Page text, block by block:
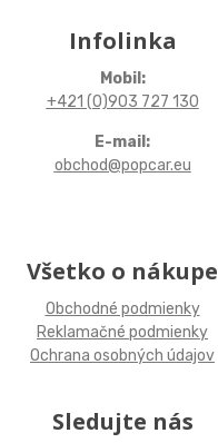
Infolinka
Mobil:
+421 (0)903 727 130
E-mail:
obchod@popcar.eu
Všetko o nákupe
Obchodné podmienky
Reklamačné podmienky
Ochrana osobných údajov
Sledujte nás